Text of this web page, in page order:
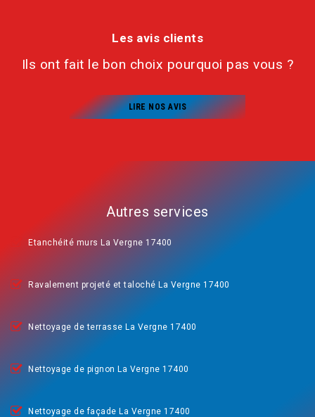
Les avis clients
Ils ont fait le bon choix pourquoi pas vous ?
LIRE NOS AVIS
Autres services
Etanchéité murs La Vergne 17400
Ravalement projeté et taloché La Vergne 17400
Nettoyage de terrasse La Vergne 17400
Nettoyage de pignon La Vergne 17400
Nettoyage de façade La Vergne 17400